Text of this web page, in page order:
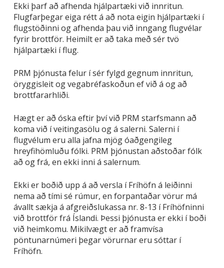
Ekki þarf að afhenda hjálpartæki við innritun.
Flugfarþegar eiga rétt á að nota eigin hjálpartæki í
flugstöðinni og afhenda þau við inngang flugvélar
fyrir brottför. Heimilt er að taka með sér tvö
hjálpartæki í flug.
PRM þjónusta felur í sér fylgd gegnum innritun,
öryggisleit og vegabréfaskoðun ef við á og að
brottfararhliði.
Hægt er að óska eftir því við PRM starfsmann að
koma við í veitingasölu og á salerni. Salerni í
flugvélum eru alla jafna mjög óaðgengileg
hreyfihömluðu fólki. PRM þjónustan aðstoðar fólk
að og frá, en ekki inni á salernum.
Ekki er boðið upp á að versla í Fríhöfn á leiðinni
nema að tími sé rúmur, en forpantaðar vörur má
ávallt sækja á afgreiðslukassa nr. 8-13 í Fríhöfninni
við brottför frá Íslandi. Þessi þjónusta er ekki í boði
við heimkomu. Mikilvægt er að framvísa
pöntunarnúmeri þegar vörurnar eru sóttar í
Fríhöfn.